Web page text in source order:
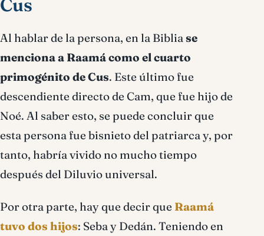
Cus
Al hablar de la persona, en la Bibliase
menciona a Raamá como el cuarto
primogénito de Cus. Este último fue
descendiente directo de Cam, que fue hijo de
Noé. Al saber esto, se puede concluir que
esta persona fue bisnieto del patriarca y, por
tanto, habría vivido no mucho tiempo
después del Diluvio universal.
Por otra parte, hay que decir que Raamá
tuvo dos hijos: Seba y Dedán. Teniendo en